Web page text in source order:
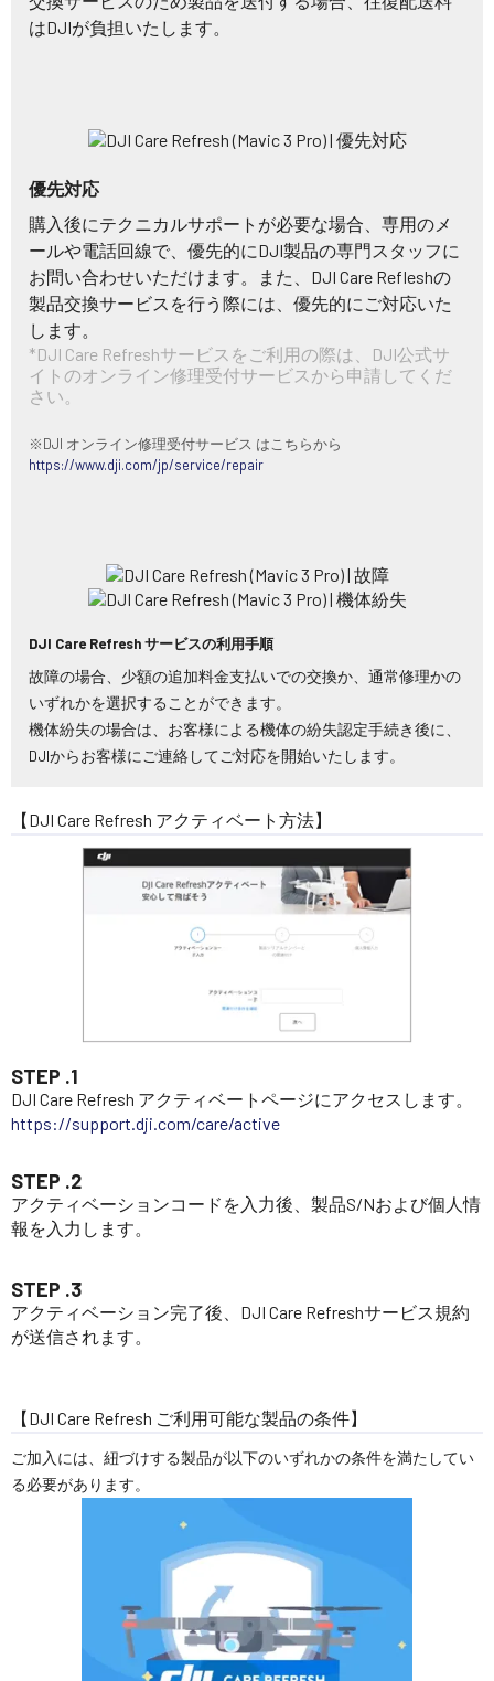
はDJIが負担いたします。
優先対応
購入後にテクニカルサポートが必要な場合、専用のメ
ールや電話回線で、優先的にDJI製品の専門スタッフに
お問い合わせいただけます。また、DJI Care Refleshの
製品交換サービスを行う際には、優先的にご対応いた
します。
*DJI Care Refreshサービスをご利用の際は、DJI公式サ
イトのオンライン修理受付サービスから申請してくだ
さい。
※DJI オンライン修理受付サービス はこちらから
https://www.dji.com/jp/service/repair
DJI Care Refresh サービスの利用手順
故障の場合、少額の追加料金支払いでの交換か、通常修理かの
いずれかを選択することができます。
機体紛失の場合は、お客様による機体の紛失認定手続き後に、
DJIからお客様にご連絡してご対応を開始いたします。
【DJI Care Refresh アクティベート方法】
STEP .1
DJI Care Refresh アクティベートページにアクセスします。
https://support.dji.com/care/active
STEP .2
アクティベーションコードを入力後、製品S/Nおよび個人情
報を入力します。
STEP .3
アクティベーション完了後、DJI Care Refreshサービス規約
が送信されます。
【DJI Care Refresh ご利用可能な製品の条件】
ご加入には、紐づけする製品が以下のいずれかの条件を満たしてい
る必要があります。